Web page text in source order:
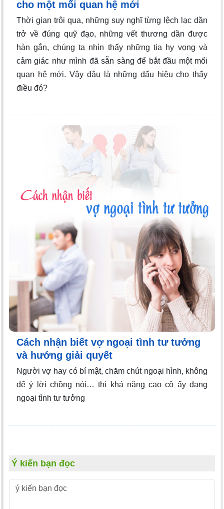
cho một mối quan hệ mới
Thời gian trôi qua, những suy nghĩ từng lệch lạc dần
trở về đúng quỹ đạo, những vết thương dần được
hàn gắn, chúng ta nhìn thấy những tia hy vọng và
cảm giác như mình đã sẵn sàng để bắt đầu một mối
quan hệ mới. Vậy đâu là những dấu hiệu cho thấy
điều đó?
Cách nhận biết vợ ngoại tình tư tưởng
và hướng giải quyết
Người vợ hay có bí mật, chăm chút ngoại hình, không
để ý lời chồng nói… thì khả năng cao cô ấy đang
ngoại tình tư tưởng
Ý kiến bạn đọc